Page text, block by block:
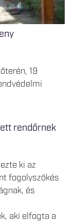
19
rendőrnek
ki az
fogolyszökés
és
aki elfogta a